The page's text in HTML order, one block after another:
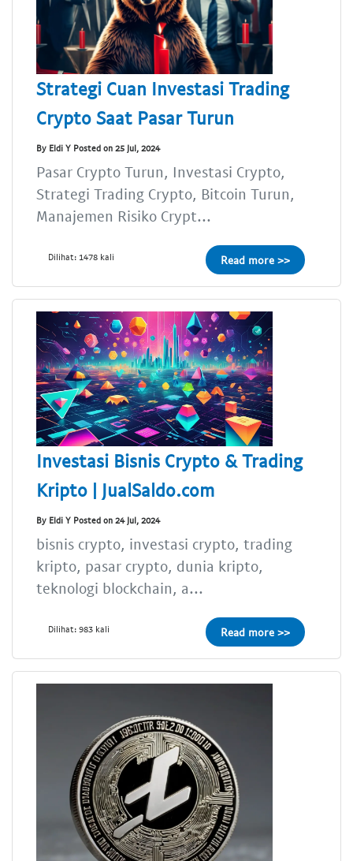
Strategi Cuan Investasi Trading
Crypto Saat Pasar Turun
By Eldi Y Posted on 25 Jul, 2024
Pasar Crypto Turun, Investasi Crypto,
Strategi Trading Crypto, Bitcoin Turun,
Manajemen Risiko Crypt...
Dilihat: 1478 kali Read more >>
Investasi Bisnis Crypto & Trading
Kripto | JualSaldo.com
By Eldi Y Posted on 24 Jul, 2024
bisnis crypto, investasi crypto, trading
kripto, pasar crypto, dunia kripto,
teknologi blockchain, a...
Dilihat: 983 kali Read more >>